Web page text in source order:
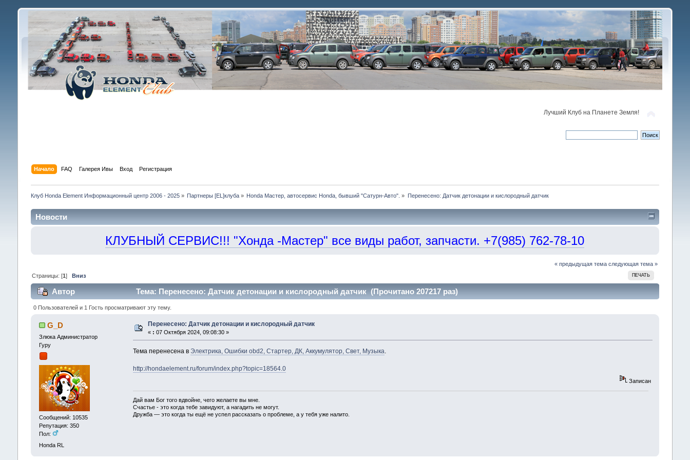
Лучший Клуб на Планете Земля!
Начало FAQ Галерея Ивы Вход Регистрация
Клуб Honda Element Информационный центр 2006 - 2025» Партнеры [EL]клуба » Honda Мастер, автосервис Honda, бывший "Сатурн-Авто". » Перенесено: Датчик детонации и кислородный датчик
Новости
КЛУБНЫЙ СЕРВИС!!! "Хонда -Мастер" все виды работ, запчасти. +7(985) 762-78-10
« предыдущая тема следующая тема »
ПЕЧАТЬ
Страницы: [1] Вниз
Автор Тема: Перенесено: Датчик детонации и кислородный датчик (Прочитано 207217 раз)
0 Пользователей и 1 Гость просматривают эту тему.
G_D
Злюка Администратор
Гуру
Сообщений: 10535
Репутация: 350
Пол:
Honda RL
Перенесено: Датчик детонации и кислородный датчик
« : 07 Октября 2024, 09:08:30 »
Тема перенесена в Электрика, Ошибки obd2, Стартер, ДК, Аккумулятор, Свет, Музыка
http://hondaelement.ru/forum/index.php?topic=18564.0
Записан
Дай вам Бог того вдвойне, чего желаете вы мне.
Счастье - это когда тебе завидуют, а нагадить не могут.
Дружба — это когда ты ещё не успел рассказать о проблеме, а у тебя уже налито.